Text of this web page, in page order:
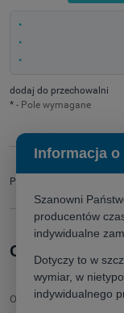
dodaj do przechowalni
* - Pole wymagane
Producent:
Opis produktu
Opis
Informacja
Szanowni
producentów
indywidualne
Dotyczy to w
wymiar, w
indywidualnego